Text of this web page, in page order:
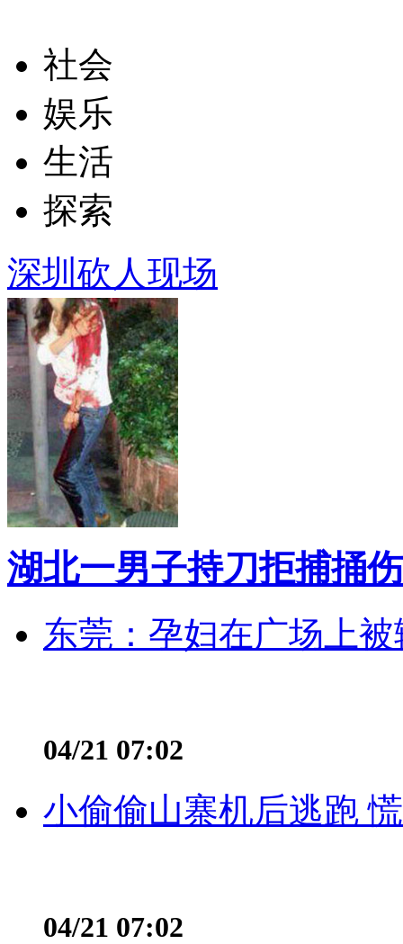
社会
娱乐
生活
探索
深圳砍人现场
湖北一男子持刀拒捕捅
东莞：孕妇在广场上
04/21 07:02
小偷偷山寨机后逃跑
04/21 07:02